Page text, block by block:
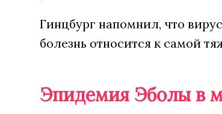
Гинцбург напомнил, что
болезнь относится к самой
Эпидемия Эболы в